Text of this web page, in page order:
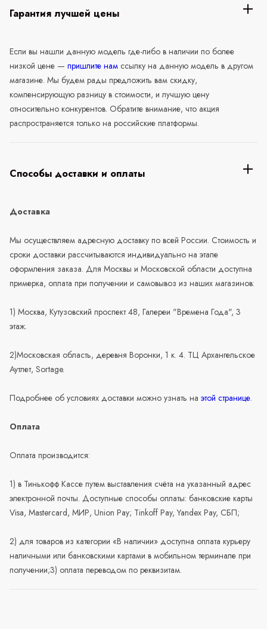
Гарантия лучшей цены
Если вы нашли данную модель где-либо в наличии по более
низкой цене — пришлите нам ссылку на данную модель в другом
магазине. Мы будем рады предложить вам скидку,
компенсирующую разницу в стоимости, и лучшую цену
относительно конкурентов. Обратите внимание, что акция
распространяется только на российские платформы.
Способы доставки и оплаты
Доставка
Мы осуществляем адресную доставку по всей России. Стоимость и
сроки доставки рассчитываются индивидуально на этапе
оформления заказа. Для Москвы и Московской области доступна
примерка, оплата при получении и самовывоз из наших магазинов:
1) Москва, Кутузовский проспект 48, Галереи "Времена Года", 3
этаж.
2)Московская область, деревня Воронки, 1 к. 4. ТЦ Архангельское
Аутлет, Sortage.
Подробнее об условиях доставки можно узнать на этой странице.
Оплата
Оплата производится:
1) в Тинькофф Кассе путем выставления счёта на указанный адрес
электронной почты. Доступные способы оплаты: банковские карты
Visa, Mastercard, МИР, Union Pay; Tinkoff Pay, Yandex Pay, СБП;
2) для товаров из категории «В наличии» доступна оплата курьеру
наличными или банковскими картами в мобильном терминале при
получении;3) оплата переводом по реквизитам.